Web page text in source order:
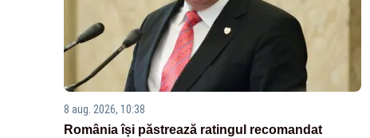
8 aug. 2026, 10:38
România își păstrează ratingul recomandat